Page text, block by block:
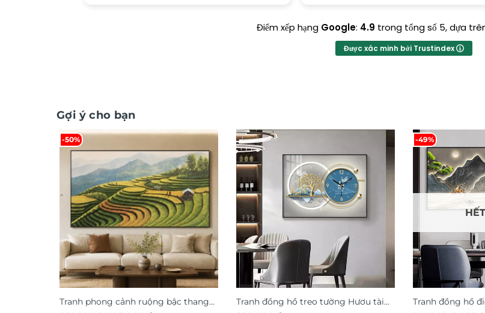
Điểm xếp hạng Google: 4.9 trong tổng số 5,dựa
Được xác minh bởi Trustindex
Gợi ý cho bạn
-50%
Tranh phong cảnh ruộng bậc thang
Tranh đồng hồ treo tường Hươu tài
-49%
Tranh đồng hồ